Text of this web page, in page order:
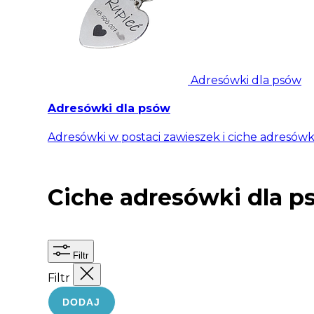
Adresówki dla psów
Adresówki dla psów
Adresówki w postaci zawieszek i ciche
Ciche adresówki dla
Filtr
Filtr
DODAJ